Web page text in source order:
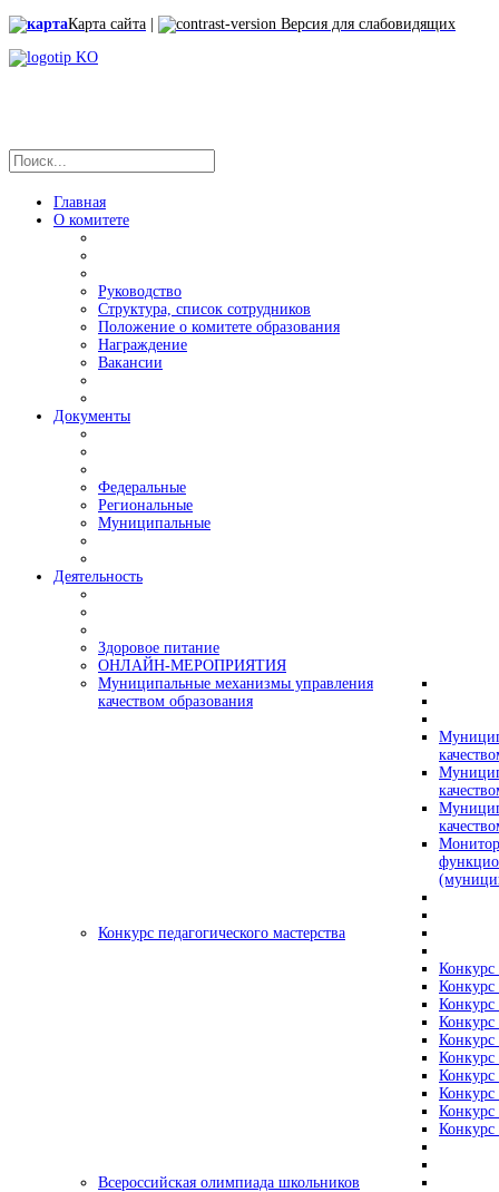
Карта сайта Версия для слабовидящих
Главная
О комитете
Руководство
Структура, список сотрудников
Положение о комитете образования
Награждение
Вакансии
Документы
Федеральные
Региональные
Муниципальные
Деятельность
Здоровое питание
ОНЛАЙН-МЕРОПРИЯТИЯ
Муниципальные механизмы управления
качеством образования
Конкурс педагогического мастерства
Конкурс
Конкурс
Конкурс
Конкурс
Конкурс
Конкурс
Конкурс
Конкурс
Конкурс
Конкурс
Всероссийская олимпиада школьников